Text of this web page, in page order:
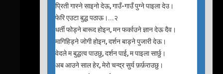
प्रिती गास्ने साइनो देऊ, गाउँ-गाउँ पुग्ने पाइला देउ।
फेरि एउटा बुद्ध पठाऊ।...२
धर्ती फोड्ने बारूद होइन, मन फर्काउने ज्ञान देऊ दैव।
मागिहिड्ने जोगी होइन, दर्शन बाड्ने पुजारी देऊ।
वेदले म बुद्धत्व पाउछु, दर्शन पाई, म पाइला सार्छु।
अब आउने साल हेर, मेरो चन्द्र सुर्य फ़र्फ़राउछु।